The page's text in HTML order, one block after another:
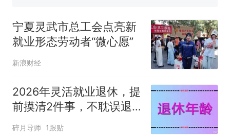
线一圈，还曾两次到中国寻根
5060元才肯搬上楼！女子傻眼
了……
视频丨只要一枚命中就能让航
母瘫痪 轰-6J实力有多强？
空调24小时开着反而更省电？
佛山一中学招聘物理教师，笔
试前13名均遭淘汰？教育局：
已叫停招聘，成立调查组全面
十多万人报名的考试，成绩
全部作废，公平么？
宁夏灵武市总工会点亮新
就业形态劳动者“微心愿”
新浪财经
2026年灵活就业退休，提
前摸清2件事，不耽误退
休、不亏养老金
碎月导师 1跟贴